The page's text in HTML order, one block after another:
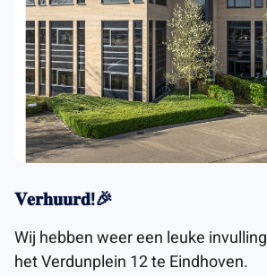
𝐕𝐞𝐫𝐡𝐮𝐮𝐫𝐝!🎉
Wij hebben weer een leuke
het Verdunplein 12 te Eindhoven.